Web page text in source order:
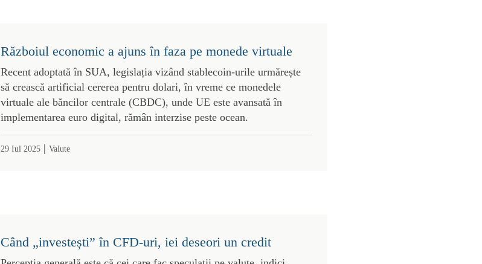
Războiul economic a ajuns în faza pe monede virtuale
Recent adoptată în SUA, legislația vizând stablecoin-urile urmărește
să crească artificial cererea pentru dolari, în vreme ce monedele
virtuale ale băncilor centrale (CBDC), unde UE este avansată în
implementarea euro digital, rămân interzise peste ocean.
29 Iul 2025| Valute
Când „investești” în CFD-uri, iei deseori un credit